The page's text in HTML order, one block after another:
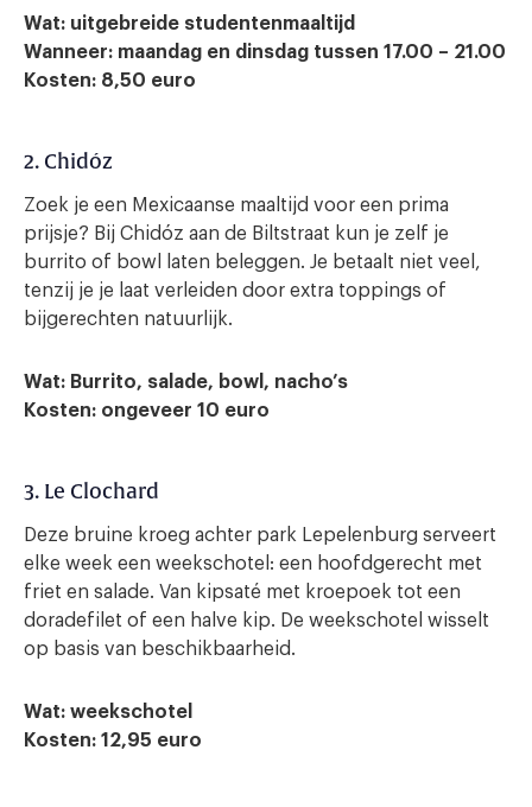
Wat: uitgebreide studentenmaaltijd
Wanneer: maandag en dinsdag tussen 17.00 – 21.00
Kosten: 8,50 euro
2. Chidóz
Zoek je een Mexicaanse maaltijd voor een prima
prijsje? Bij Chidóz aan de Biltstraat kun je zelf je
burrito of bowl laten beleggen. Je betaalt niet veel,
tenzij je je laat verleiden door extra toppings of
bijgerechten natuurlijk.
Wat: Burrito, salade, bowl, nacho’s
Kosten: ongeveer 10 euro
3. Le Clochard
Deze bruine kroeg achter park Lepelenburg serveert
elke week een weekschotel: een hoofdgerecht met
friet en salade. Van kipsaté met kroepoek tot een
doradefilet of een halve kip. De weekschotel wisselt
op basis van beschikbaarheid.
Wat: weekschotel
Kosten: 12,95 euro